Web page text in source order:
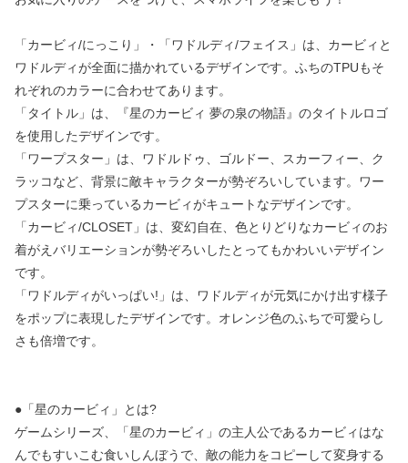
「カービィ/にっこり」・「ワドルディ/フェイス」は、カービィと
ワドルディが全面に描かれているデザインです。ふちのTPUもそ
れぞれのカラーに合わせてあります。
「タイトル」は、『星のカービィ 夢の泉の物語』のタイトルロゴ
を使用したデザインです。
「ワープスター」は、ワドルドゥ、ゴルドー、スカーフィー、ク
ラッコなど、背景に敵キャラクターが勢ぞろいしています。ワー
プスターに乗っているカービィがキュートなデザインです。
「カービィ/CLOSET」は、変幻自在、色とりどりなカービィのお
着がえバリエーションが勢ぞろいしたとってもかわいいデザイン
です。
「ワドルディがいっぱい!」は、ワドルディが元気にかけ出す様子
をポップに表現したデザインです。オレンジ色のふちで可愛らし
さも倍増です。
●「星のカービィ」とは?
ゲームシリーズ、「星のカービィ」の主人公であるカービィはな
んでもすいこむ食いしんぼうで、敵の能力をコピーして変身する